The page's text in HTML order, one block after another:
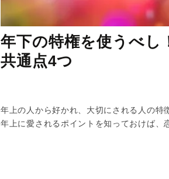
年下の特権を使うべし
共通点4つ
年上の人から好かれ、大切にされる人の特
年上に愛されるポイントを知っておけば、